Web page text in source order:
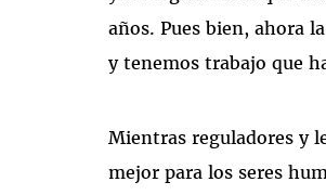
años. Pues bien, ahora
y tenemos trabajo que
Mientras reguladores y
mejor para los seres